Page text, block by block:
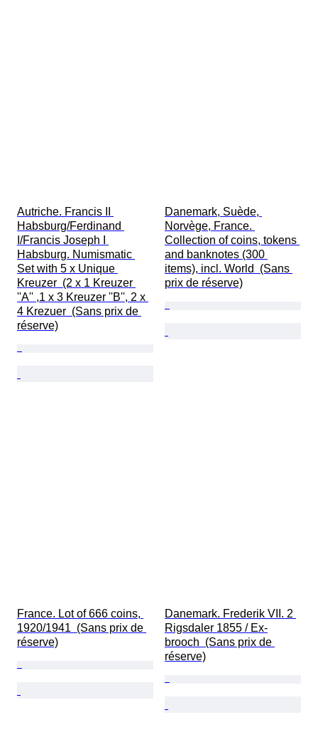
Autriche. Francis II
Habsburg/Ferdinand
I/Francis Joseph I
Habsburg. Numismatic
Set with 5 x Unique
Kreuzer  (2 x 1 Kreuzer
''A'' ,1 x 3 Kreuzer ''B'', 2 x
4 Krezuer  (Sans prix de
réserve)
Danemark, Suède,
Norvège, France.
Collection of coins, tokens
and banknotes (300
items), incl. World  (Sans
prix de réserve)
France. Lot of 666 coins,
1920/1941  (Sans prix de
réserve)
Danemark. Frederik VII. 2
Rigsdaler 1855 / Ex-
brooch  (Sans prix de
réserve)